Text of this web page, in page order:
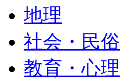
地理
社会・民俗
教育・心理